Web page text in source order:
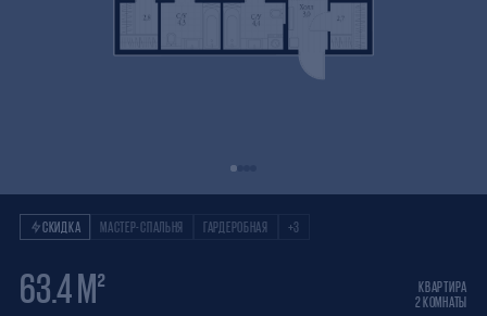
СКИДКА МАСТЕР-СПАЛЬНЯ ГАРДЕРОБНАЯ +3
Квартира 2
63.4 М²
КВАРТИРА
2 КОМНАТЫ